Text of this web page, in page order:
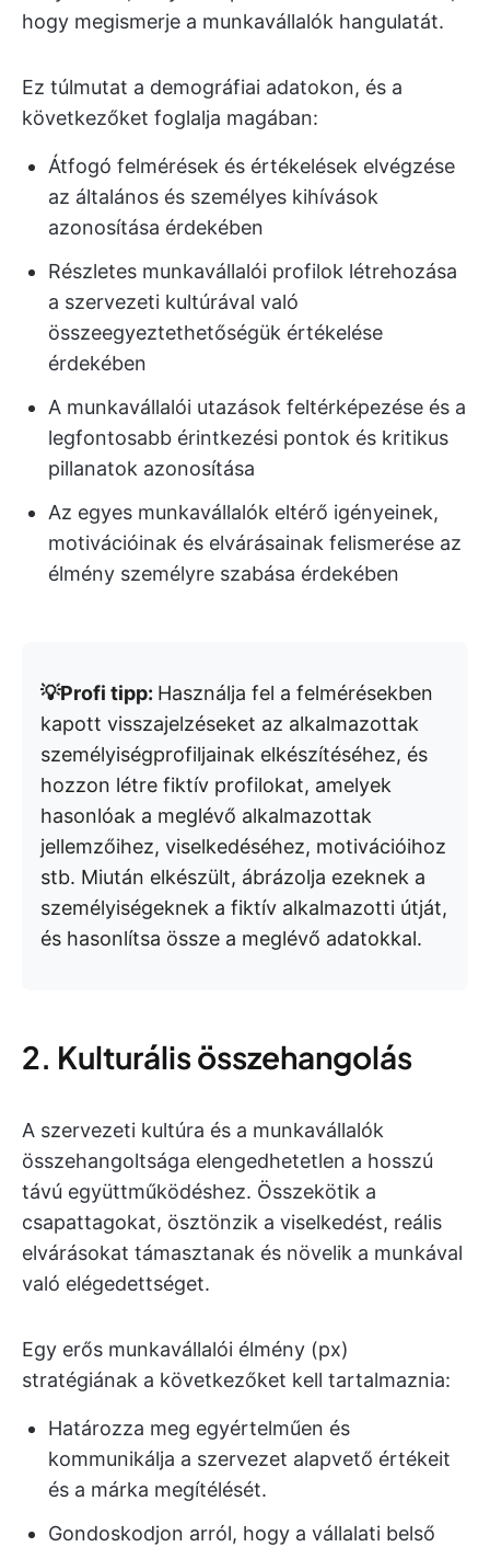
hogy megismerje a munkavállalók hangulatát.
Ez túlmutat a demográfiai adatokon, és a
következőket foglalja magában:
Átfogó felmérések és értékelések elvégzése
az általános és személyes kihívások
azonosítása érdekében
Részletes munkavállalói profilok létrehozása
a szervezeti kultúrával való
összeegyeztethetőségük értékelése
érdekében
A munkavállalói utazások feltérképezése és a
legfontosabb érintkezési pontok és kritikus
pillanatok azonosítása
Az egyes munkavállalók eltérő igényeinek,
motivációinak és elvárásainak felismerése az
élmény személyre szabása érdekében
💡Profi tipp: Használja fel a felmérésekben
kapott visszajelzéseket az alkalmazottak
személyiségprofiljainak elkészítéséhez, és
hozzon létre fiktív profilokat, amelyek
hasonlóak a meglévő alkalmazottak
jellemzőihez, viselkedéséhez, motivációihoz
stb. Miután elkészült, ábrázolja ezeknek a
személyiségeknek a fiktív alkalmazotti útját,
és hasonlítsa össze a meglévő adatokkal.
2. Kulturális összehangolás
A szervezeti kultúra és a munkavállalók
összehangoltsága elengedhetetlen a hosszú
távú együttműködéshez. Összekötik a
csapattagokat, ösztönzik a viselkedést, reális
elvárásokat támasztanak és növelik a munkával
való elégedettséget.
Egy erős munkavállalói élmény (px)
stratégiának a következőket kell tartalmaznia:
Határozza meg egyértelműen és
kommunikálja a szervezet alapvető értékeit
és a márka megítélését.
Gondoskodjon arról, hogy a vállalati belső